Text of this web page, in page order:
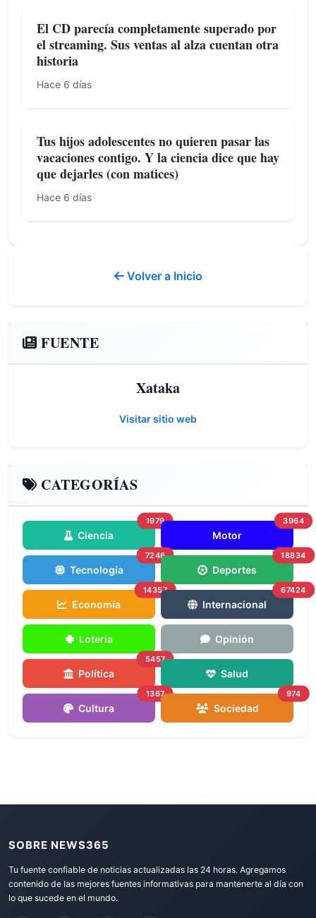
El CD parecía completamente superado por
el streaming. Sus ventas al alza cuentan otra
historia
Hace 6 días
Tus hijos adolescentes no quieren pasar las
vacaciones contigo. Y la ciencia dice que hay
que dejarles (con matices)
Hace 6 días
Volver a Inicio
FUENTE
Xataka
Visitar sitio web
CATEGORÍAS
Ciencia
1979
Motor
3964
Tecnología
7246
Deportes
18834
Economía
14357
Internacional
67424
Loteria Opinión
Política
5457
Salud
Cultura
1367
Sociedad
974
SOBRE NEWS365
Tu fuente confiable de noticias actualizadas las 24 horas. Agregamos
contenido de las mejores fuentes informativas para mantenerte al día con
lo que sucede en el mundo.